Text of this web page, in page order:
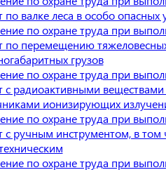
по валке леса в особо опасных
по охране труда при
по перемещению
грузов
по охране труда при
с радиоактивными веществами
ионизирующих
по охране труда при
с ручным инструментом, в том
по охране труда при